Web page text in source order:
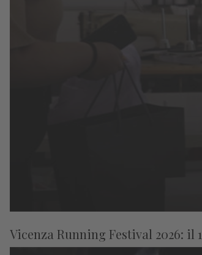
Vicenza Running Festival 2026: il